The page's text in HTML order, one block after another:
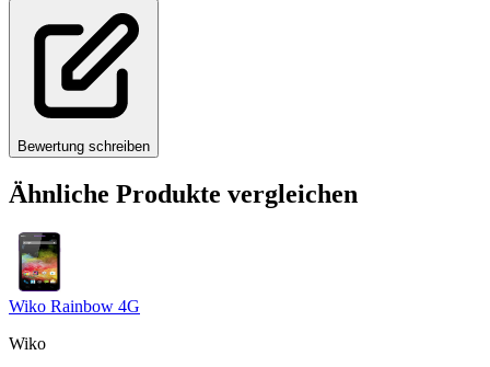
Bewertung schreiben
Ähnliche Produkte vergleichen
Wiko Rainbow 4G
Wiko